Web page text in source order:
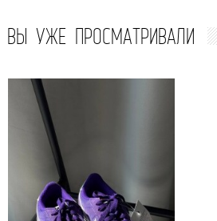
ВЫ УЖЕ ПРОСМАТРИВАЛИ